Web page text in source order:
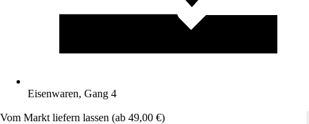
Eisenwaren, Gang 4
Vom Markt liefern lassen (ab 49,00 €)